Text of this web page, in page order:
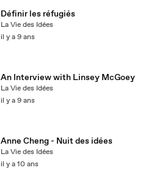
Définir les réfugiés
La Vie des Idées
il y a 9 ans
An Interview with Linsey McGoey
La Vie des Idées
il y a 9 ans
Anne Cheng - Nuit des idées
La Vie des Idées
il y a 10 ans